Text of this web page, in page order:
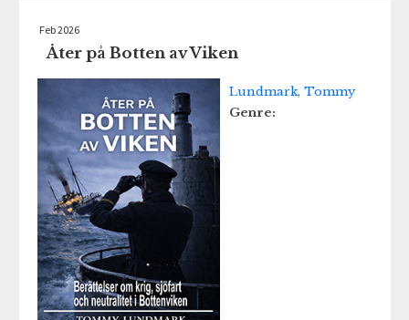
Feb 2026
Åter på Botten av Viken
Lundmark, Tommy
Genre: